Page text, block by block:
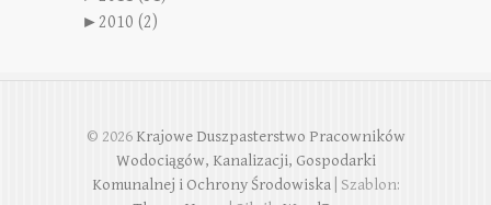
►2010 (2)
© 2026 Krajowe Duszpasterstwo Pracowników
Wodociągów, Kanalizacji, Gospodarki
Komunalnej i Ochrony Środowiska| Szablon: